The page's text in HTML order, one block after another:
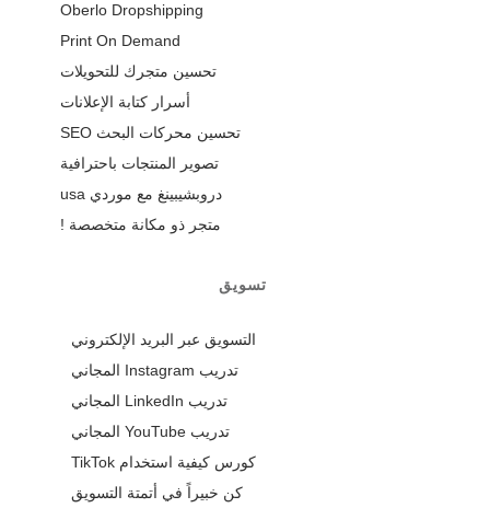
Oberlo Dropshipping
Print On Demand
تحسين متجرك للتحويلات
أسرار كتابة الإعلانات
تحسين محركات البحث SEO
تصوير المنتجات باحترافية
دروبشيبينغ مع موردي usa
متجر ذو مكانة متخصصة !
تسويق
التسويق عبر البريد الإلكتروني
تدريب Instagram المجاني
تدريب LinkedIn المجاني
تدريب YouTube المجاني
كورس كيفية استخدام TikTok
كن خبيراً في أتمتة التسويق